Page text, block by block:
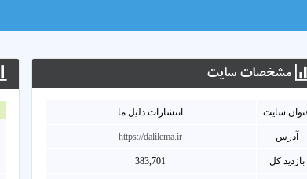
مشخصات سايت
سايت انتشارات دلیل ما
آدرس https://dalilema.ir
بازدید کل 383,701